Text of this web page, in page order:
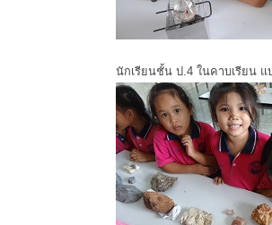
นักเรียนชั้น ป.4 ในคาบเรียน